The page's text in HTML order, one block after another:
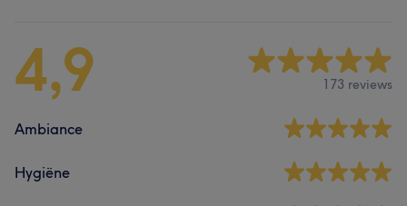
4,9 173 reviews
Ambiance
Hygiëne